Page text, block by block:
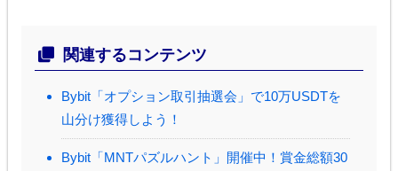
関連するコンテンツ
Bybit「オプション取引抽選会」で10万USDTを
山分け獲得しよう！
Bybit「MNTパズルハント」開催中！賞金総額30